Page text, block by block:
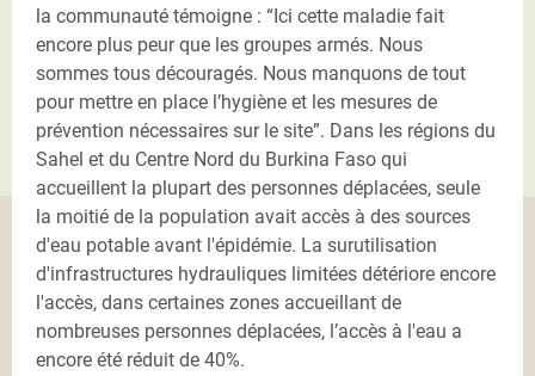
la communauté témoigne : “Ici cette maladie fait
encore plus peur que les groupes armés. Nous
sommes tous découragés. Nous manquons de tout
pour mettre en place l’hygiène et les mesures de
prévention nécessaires sur le site”. Dans les régions du
Sahel et du Centre Nord du Burkina Faso qui
accueillent la plupart des personnes déplacées, seule
la moitié de la population avait accès à des sources
d'eau potable avant l'épidémie. La surutilisation
d'infrastructures hydrauliques limitées détériore encore
l'accès, dans certaines zones accueillant de
nombreuses personnes déplacées, l’accès à l'eau a
encore été réduit de 40%.